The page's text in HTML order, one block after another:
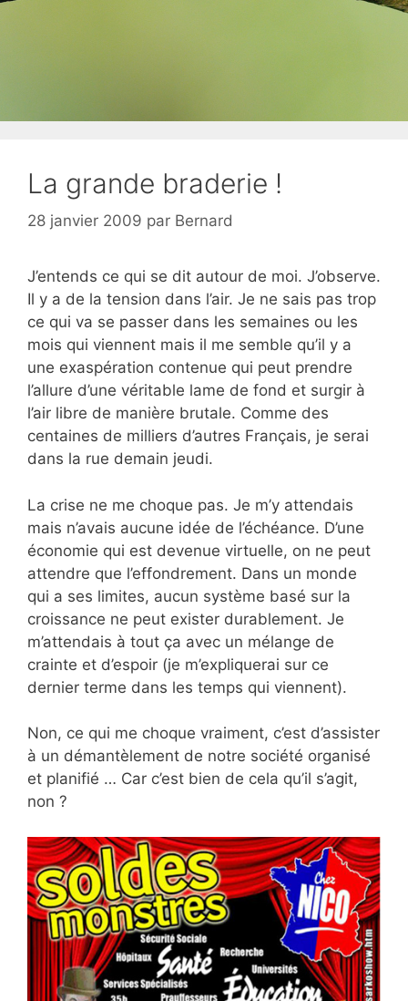
La grande braderie !
28 janvier 2009 par Bernard
J’entends ce qui se dit autour de moi. J’observe.
Il y a de la tension dans l’air. Je ne sais pas trop
ce qui va se passer dans les semaines ou les
mois qui viennent mais il me semble qu’il y a
une exaspération contenue qui peut prendre
l’allure d’une véritable lame de fond et surgir à
l’air libre de manière brutale. Comme des
centaines de milliers d’autres Français, je serai
dans la rue demain jeudi.
La crise ne me choque pas. Je m’y attendais
mais n’avais aucune idée de l’échéance. D’une
économie qui est devenue virtuelle, on ne peut
attendre que l’effondrement. Dans un monde
qui a ses limites, aucun système basé sur la
croissance ne peut exister durablement. Je
m’attendais à tout ça avec un mélange de
crainte et d’espoir (je m’expliquerai sur ce
dernier terme dans les temps qui viennent).
Non, ce qui me choque vraiment, c’est d’assister
à un démantèlement de notre société organisé
et planifié … Car c’est bien de cela qu’il s’agit,
non ?